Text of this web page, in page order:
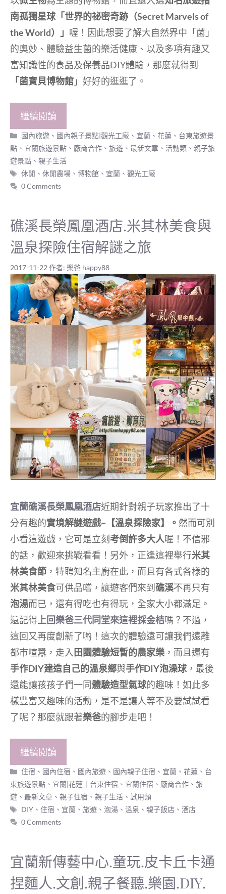
南孤獨星球「世界的祕密奇跡（Secret Marvels of
the World）」 喔！因此想要了解大自然界中「菌」
的奧妙、體驗益生菌的樂活健康、以及多項有趣又
富知識性的食品及保養品DIY體驗，那麼就得到
「菌寶貝博物館 」好好的逛逛了。
繼續閱讀
分
類
國內旅遊 、 國內親子景點|觀光工廠 、 宜蘭、花蓮、台東旅遊景
點 、 宜蘭旅遊景點 、 廠商合作 、 旅遊 、 最新文章 、 活動類 、 親子旅
遊景點 、 親子生活
標
籤
休閒 、休閒農場 、博物館 、 宜蘭 、觀光工廠
0 Comments
礁溪長榮鳳凰酒店.米其林美食與
溫泉探險住宿解謎之旅
2017-11-22 作者: 樂爸 happy88
宜蘭礁溪長榮鳳凰酒店近期針對親子玩家推出了十
分有趣的實境解謎遊戲~【溫泉探險家】。 然而可別
小看這遊戲，它可是立刻考倒許多大人喔！不信邪
的話，歡迎來挑戰看看！另外，正逢這裡舉行米其
林美食節 ，特聘知名主廚在此，而且有各式各樣的
米其林美食可供品嚐，讓遊客們來到 礁溪不再只有
泡湯而已，還有得吃也有得玩，全家大小都滿足。
還記得 上回樂爸三代同堂來這裡採金桔嗎？不過，
這回又再度創新了喲！這次的體驗遠可讓我們遠離
都市喧囂，走入 田園體驗短暫的農家樂 ，而且還有
手作DIY建造自己的溫泉鄉與手作DIY泡澡球 ，最後
還能讓孩孩子們一同體驗造型氣球的趣味！如此多
樣豐富又趣味的活動，是不是讓人等不及要試試看
了呢？那麼就跟著樂爸的腳步走吧！
繼續閱讀
分
類
住宿 、 國內住宿 、 國內旅遊 、 國內親子住宿 、 宜蘭、花蓮、台
東旅遊景點 、 宜蘭|花蓮｜台東住宿 、 宜蘭住宿 、 廠商合作 、 旅
遊 、 最新文章 、 親子住宿 、 親子生活 、 試用類
標
籤
DIY 、住宿 、 宜蘭 、旅遊 、泡湯 、溫泉 、親子飯店 、 酒店
0 Comments
宜蘭新傳藝中心.童玩.皮卡丘卡通
捏麵人.文創.親子餐聽.樂園.DIY.